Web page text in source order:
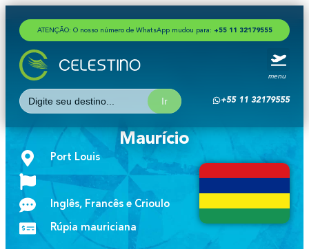
ATENÇÃO: O nosso número de WhatsApp mudou para: + 55 1 1 321 79555
menu
Search
for:
+55 11 32179555
Maurício
Port Louis
Inglês, Francês e Crioulo
Rúpia mauriciana